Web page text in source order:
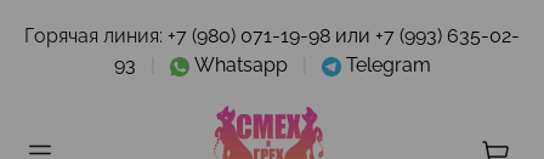
Горячая линия: +7 (980) 071-19-98 или +7 (993) 635-02-
93
Whatsapp Telegram